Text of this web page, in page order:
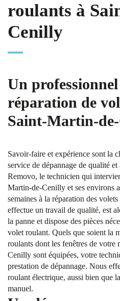
roulants à
Cenilly
Un
réparation de
Saint-Martin-
Savoir-faire et expérience sont la
service de dépannage de qualité
Removo, le technicien qui
Martin-de-Cenilly et ses environs
semaines à la réparation des
effectue un travail de qualité, est
la panne et dispose des pièces
volet roulant. Quels que soient la
roulants dont les fenêtres de votre
Cenilly sont équipées, votre
prestation de dépannage. Nous
roulant électrique, aussi bien que
manuel.